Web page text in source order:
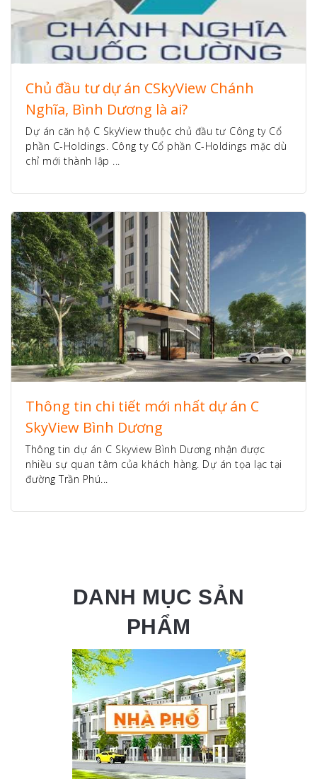
Chủ đầu tư dự án CSkyView Chánh
Nghĩa, Bình Dương là ai?
Dự án căn hộ C SkyView thuộc chủ đầu tư Công ty Cổ
phần C-Holdings. Công ty Cổ phần C-Holdings mặc dù
chỉ mới thành lập ...
Thông tin chi tiết mới nhất dự án C
SkyView Bình Dương
Thông tin dự án C Skyview Bình Dương nhận được
nhiều sự quan tâm của khách hàng. Dự án tọa lạc tại
đường Trần Phú...
DANH MỤC SẢN
PHẨM